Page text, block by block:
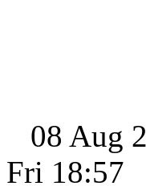
08 Aug
Fri 18:57